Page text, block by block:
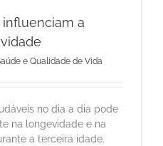
a
e Qualidade de Vida
no dia a dia pode
na longevidade e na
a terceira idade.